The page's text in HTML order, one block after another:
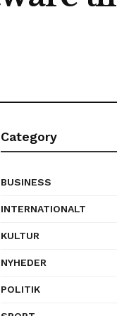
Category
BUSINESS
INTERNATIONALT
KULTUR
NYHEDER
POLITIK